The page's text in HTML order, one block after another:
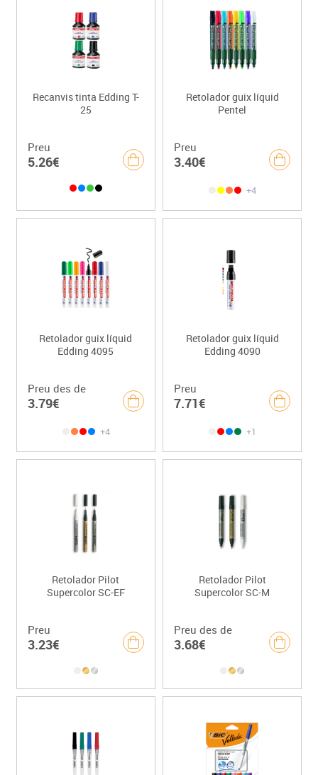
Recanvis tinta Edding T-
25
Preu
5.26€
Retolador guix líquid
Pentel
Preu
3.40€
+4
Retolador guix líquid
Edding 4095
Preu des de
3.79€
+4
Retolador guix líquid
Edding 4090
Preu
7.71€
+1
Retolador Pilot
Supercolor SC-EF
Preu
3.23€
Retolador Pilot
Supercolor SC-M
Preu des de
3.68€